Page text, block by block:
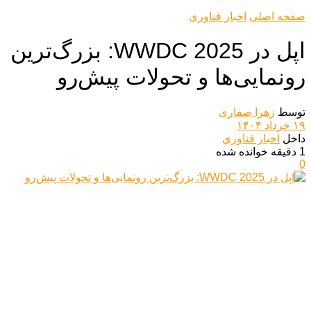
صفحه اصلی اخبار فناوری
اپل در WWDC 2025: بزرگ‌ترین
رونمایی‌ها و تحولات پیش‌رو
توسط زهرا صفاری
۱۹ خرداد ۱۴۰۴
داخل اخبار فناوری
1 دقیقه خوانده شده
0